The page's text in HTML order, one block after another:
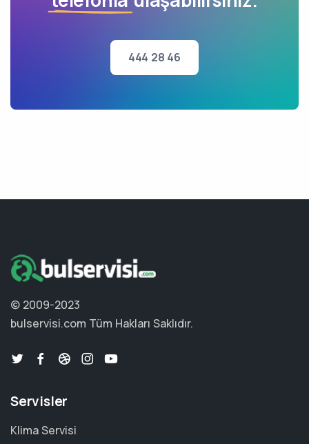
444 28 46
© 2009-2023
bulservisi.com Tüm Hakları Saklıdır.
Servisler
Klima Servisi